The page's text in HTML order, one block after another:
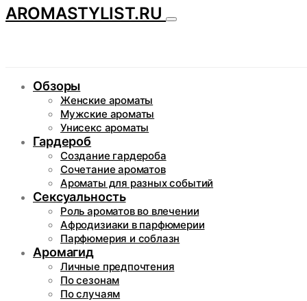
AROMASTYLIST.RU
Обзоры
Женские ароматы
Мужские ароматы
Унисекс ароматы
Гардероб
Создание гардероба
Сочетание ароматов
Ароматы для разных событий
Сексуальность
Роль ароматов во влечении
Афродизиаки в парфюмерии
Парфюмерия и соблазн
Аромагид
Личные предпочтения
По сезонам
По случаям